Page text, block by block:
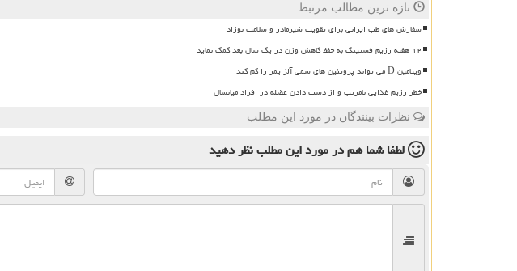
تازه ترین مطالب مرتبط
سفارش های طب ایرانی برای تقویت شیرمادر و سلامت نوزاد
۱۲ هفته رژیم فستینگ به حفظ کاهش وزن در یک سال بعد کمک نماید
ویتامین D می تواند پروتئین های سمی آلزایمر را کم کند
خطر رژیم غذایی نامرتب و از دست دادن عضله در افراد میانسال
نظرات بینندگان در مورد این مطلب
لطفا شما همدر مورد این مطلبنظر دهید